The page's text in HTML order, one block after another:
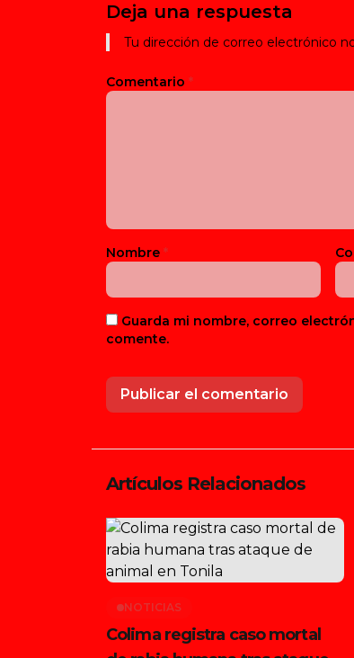
Deja una respuesta
Tu dirección de correo electrónico
Comentario *
Nombre *
Guarda mi nombre, correo
comente.
Artículos Relacionados
NOTICIAS
Colima registra caso mortal